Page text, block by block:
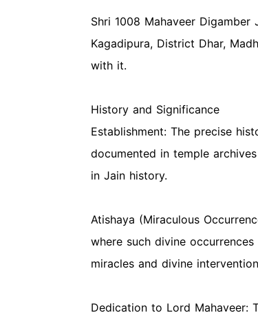
Shri 1008 Mahaveer
Kagadipura, District Dhar,
with it.
History and Significance
Establishment: The precise
documented in temple
in Jain history.
Atishaya (Miraculous
where such divine
miracles and divine
Dedication to Lord Mahaveer: